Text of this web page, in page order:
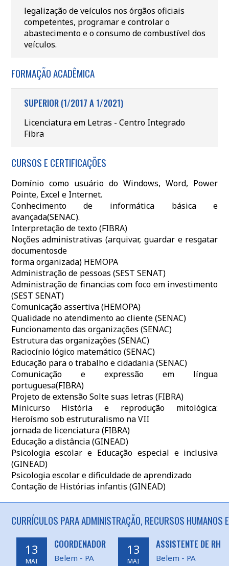
legalização de veículos nos órgãos oficiais
competentes, programar e controlar o
abastecimento e o consumo de combustível dos
veículos.
FORMAÇÃO ACADÊMICA
SUPERIOR (1/2017 A 1/2021)
Licenciatura em Letras - Centro Integrado
Fibra
CURSOS E CERTIFICAÇÕES
Domínio como usuário do Windows, Word, Power
Pointe, Excel e Internet.
Conhecimento de informática básica e
avançada(SENAC).
Interpretação de texto (FIBRA)
Noções administrativas (arquivar, guardar e resgatar
documentosde
forma organizada) HEMOPA
Administração de pessoas (SEST SENAT)
Administração de financias com foco em investimento
(SEST SENAT)
Comunicação assertiva (HEMOPA)
Qualidade no atendimento ao cliente (SENAC)
Funcionamento das organizações (SENAC)
Estrutura das organizações (SENAC)
Raciocínio lógico matemático (SENAC)
Educação para o trabalho e cidadania (SENAC)
Comunicação e expressão em língua
portuguesa(FIBRA)
Projeto de extensão Solte suas letras (FIBRA)
Minicurso História e reprodução mitológica:
Heroísmo sob estruturalismo na VII
jornada de licenciatura (FIBRA)
Educação a distância (GINEAD)
Psicologia escolar e Educação especial e inclusiva
(GINEAD)
Psicologia escolar e dificuldade de aprendizado
Contação de Histórias infantis (GINEAD)
CURRÍCULOS PARA ADMINISTRAÇÃO, RECURSOS HUMANOS
13
MAI
COORDENADOR
Belem - PA
13
MAI
ASSISTENTE DE RH
Belem - PA